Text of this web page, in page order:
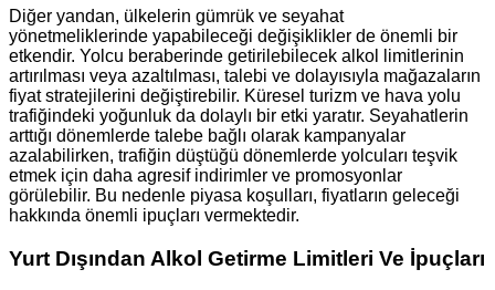
Diğer yandan, ülkelerin gümrük ve seyahat
yönetmeliklerinde yapabileceği değişiklikler de önemli bir
etkendir. Yolcu beraberinde getirilebilecek alkol limitlerinin
artırılması veya azaltılması, talebi ve dolayısıyla mağazaların
fiyat stratejilerini değiştirebilir. Küresel turizm ve hava yolu
trafiğindeki yoğunluk da dolaylı bir etki yaratır. Seyahatlerin
arttığı dönemlerde talebe bağlı olarak kampanyalar
azalabilirken, trafiğin düştüğü dönemlerde yolcuları teşvik
etmek için daha agresif indirimler ve promosyonlar
görülebilir. Bu nedenle piyasa koşulları, fiyatların geleceği
hakkında önemli ipuçları vermektedir.
Yurt Dışından Alkol Getirme Limitleri Ve İpuçları